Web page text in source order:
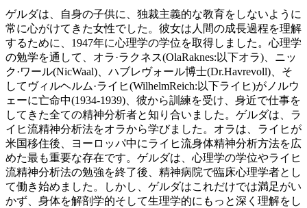
ゲルダは、自身の子供に、独裁主義的な教育をしないように
常に心がけてきた女性でした。彼女は人間の成長過程を理解
するために、1947年に心理学の学位を取得しました。心理学
の勉学を通して、オラ·ラクネス(OlaRaknes:以下オラ)、ニッ
ク·ワール(NicWaal)、ハブレヴォール博士(Dr.Havrevoll)、そ
してヴィルヘルム·ライヒ(WilhelmReich:以下ライヒ)がノルウ
ェーに亡命中(1934-1939)、彼から訓練を受け、身近で仕事を
してきた全ての精神分析者と知り合いました。ゲルダは、ラ
イヒ流精神分析法をオラから学びました。オラは、ライヒが
米国移住後、ヨーロッパ中にライヒ流身体精神分析方法を広
めた最も重要な存在です。ゲルダは、心理学の学位やライヒ
流精神分析法の勉強を終了後、精神病院で臨床心理学者とし
て働き始めました。しかし、ゲルダはこれだけでは満足がい
かず、身体を解剖学的そして生理学的にもっと深く理解をし